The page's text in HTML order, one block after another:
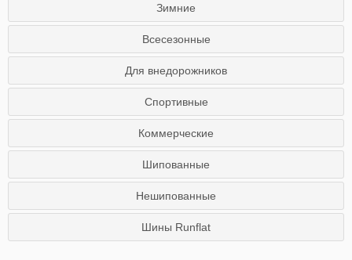
Зимние
Всесезонные
Для внедорожников
Спортивные
Коммерческие
Шипованные
Нешипованные
Шины Runflat